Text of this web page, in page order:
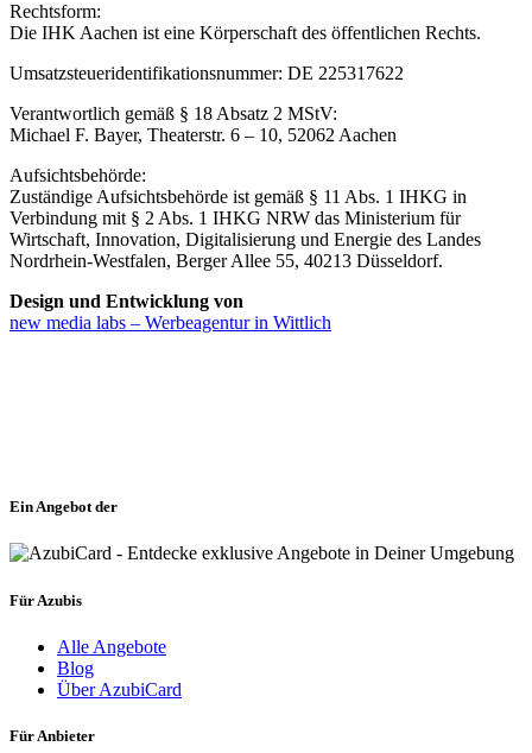
Rechtsform:
Die IHK Aachen ist eine Körperschaft des öffentlichen Rechts.
Umsatzsteueridentifikationsnummer: DE 225317622
Verantwortlich gemäß § 18 Absatz 2 MStV:
Michael F. Bayer, Theaterstr. 6 – 10, 52062 Aachen
Aufsichtsbehörde:
Zuständige Aufsichtsbehörde ist gemäß § 11 Abs. 1 IHKG in
Verbindung mit § 2 Abs. 1 IHKG NRW das Ministerium für
Wirtschaft, Innovation, Digitalisierung und Energie des Landes
Nordrhein-Westfalen, Berger Allee 55, 40213 Düsseldorf.
Design und Entwicklung von
new media labs – Werbeagentur in Wittlich
Ein Angebot der
Für Azubis
Alle Angebote
Blog
Über AzubiCard
Für Anbieter